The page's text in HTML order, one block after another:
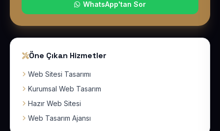
WhatsApp'tan Sor
Öne Çıkan Hizmetler
Web Sitesi Tasarımı
Kurumsal Web Tasarım
Hazır Web Sitesi
Web Tasarım Ajansı